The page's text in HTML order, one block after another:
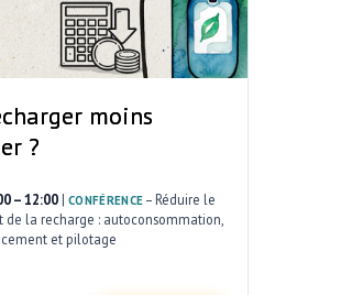
moins
?
– 12:00 | CONFÉRENCE – Réduire le
de la recharge : autoconsommation,
et pilotage